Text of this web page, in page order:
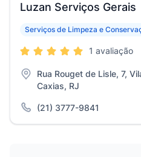
Luzan Serviços Gerais
Serviços de Limpeza e
1 avaliação
Rua Rouget de Lisle, 7,
Caxias, RJ
(21) 3777-9841